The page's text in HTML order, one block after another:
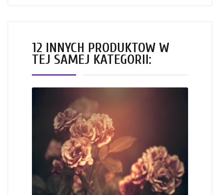
12 INNYCH PRODUKTÓW W
TEJ SAMEJ KATEGORII: